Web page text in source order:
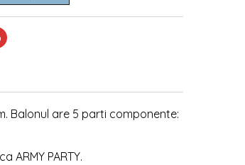
Balonul are 5 parti componente:
PARTY.